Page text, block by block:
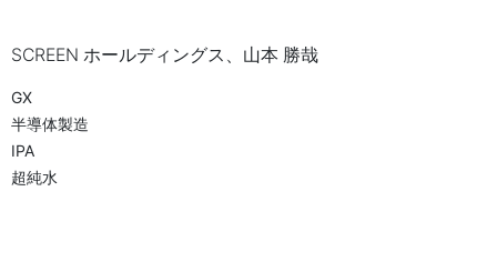
SCREEN ホールディングス、山本 勝哉
GX
半導体製造
IPA
超純水